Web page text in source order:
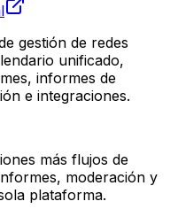
gestión de redes
unificado,
informes de
e integraciones.
más flujos de
moderación y
plataforma.